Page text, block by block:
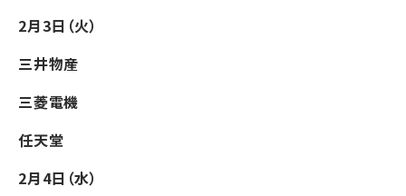
2月3日（火）
三井物産
三菱電機
任天堂
2月4日（水）